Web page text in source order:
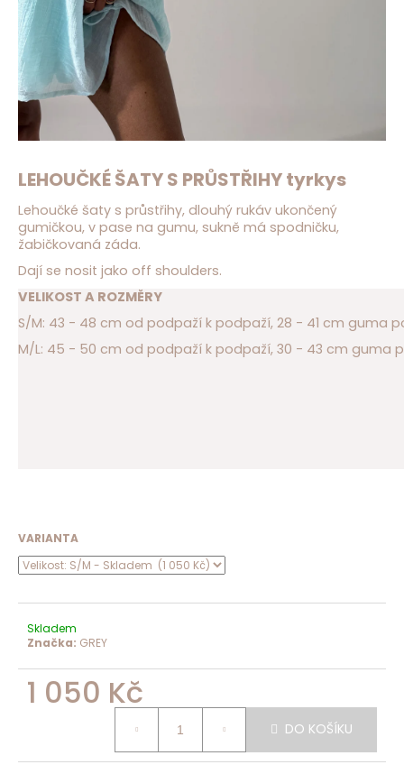
LEHOUČKÉ ŠATY S PRŮSTŘIHY tyrkys
Lehoučké šaty s průstřihy, dlouhý rukáv ukončený
gumičkou, v pase na gumu, sukně má spodničku,
žabičkovaná záda.
Dají se nosit jako off shoulders.
VELIKOST A ROZMĚRY
S/M: 43 - 48 cm od podpaží k podpaží, 28 - 41 cm guma
M/L: 45 - 50 cm od podpaží k podpaží, 30 - 43 cm guma
VARIANTA
Skladem
Značka: GREY
1 050 Kč
DO KOŠÍKU
D
o
p
o
r
u
č
u
e
m
e